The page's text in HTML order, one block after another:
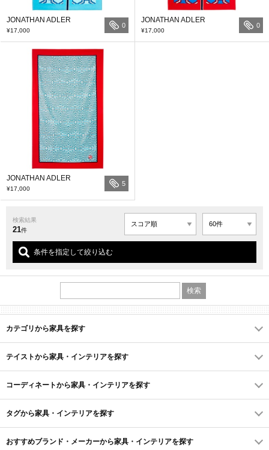
JONATHAN ADLER
¥17,000
0
JONATHAN ADLER
¥17,000
0
JONATHAN ADLER
¥17,000
5
検索結果
21件
条件を指定して絞り込む
カテゴリから家具を探す
テイストから家具・インテリアを探す
コーディネートから家具・インテリアを探す
タグから家具・インテリアを探す
おすすめブランド・メーカーから家具・インテリアを探す